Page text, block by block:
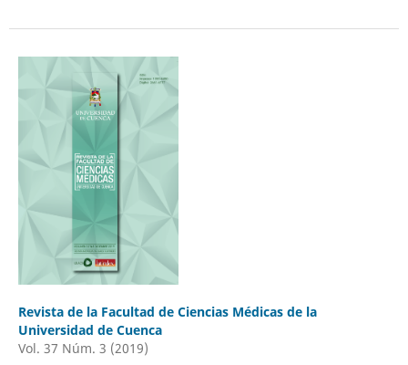
Revista de la Facultad de Ciencias Médicas de la
Universidad de Cuenca
Vol. 37 Núm. 3 (2019)